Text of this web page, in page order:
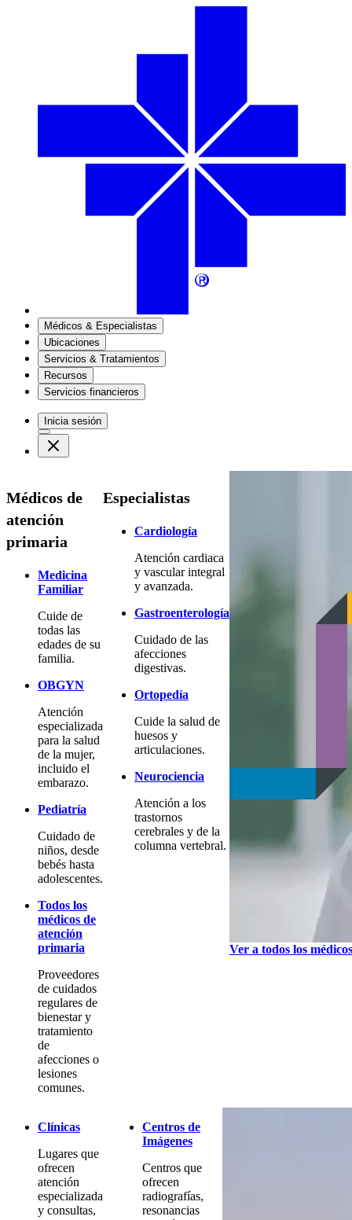
Médicos & Especialistas
Ubicaciones
Servicios & Tratamientos
Recursos
Servicios financieros
Inicia sesión
Médicos de
atención
primaria
Medicina
Familiar
Cuide de
todas las
edades de su
familia.
OBGYN
Atención
especializada
para la salud
de la mujer,
incluido el
embarazo.
Pediatría
Cuidado de
niños, desde
bebés hasta
adolescentes.
Todos los
médicos de
atención
primaria
Proveedores
de cuidados
regulares de
bienestar y
tratamiento
de
afecciones o
lesiones
comunes.
Especialistas
Cardiología
Atención cardiaca
y vascular integral
y avanzada.
Gastroenterología
Cuidado de las
afecciones
digestivas.
Ortopedía
Cuide la salud de
huesos y
articulaciones.
Neurociencia
Atención a los
trastornos
cerebrales y de la
columna vertebral.
Ver a todos los médicos
Clínicas
Lugares que
ofrecen
atención
especializada
y consultas,
Centros de
Imágenes
Centros que
ofrecen
radiografías,
resonancias